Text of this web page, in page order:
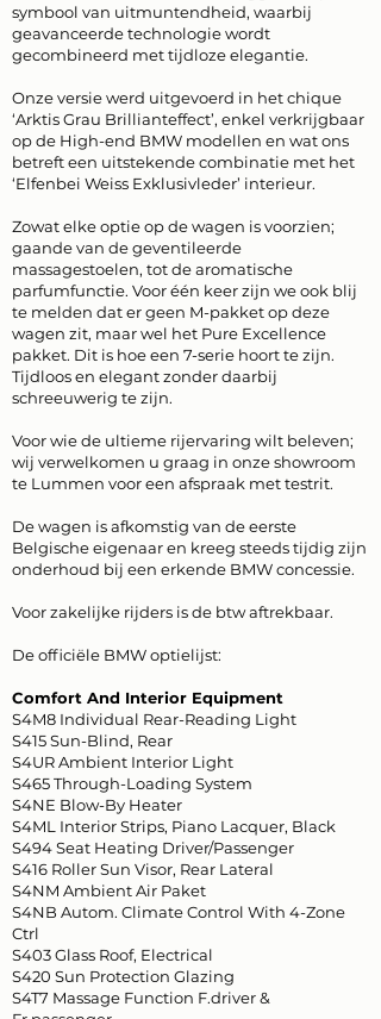
symbool van uitmuntendheid, waarbij
geavanceerde technologie wordt
gecombineerd met tijdloze elegantie.
Onze versie werd uitgevoerd in het chique
‘Arktis Grau Brillianteffect’, enkel verkrijgbaar
op de High-end BMW modellen en wat ons
betreft een uitstekende combinatie met het
‘Elfenbei Weiss Exklusivleder’ interieur.
Zowat elke optie op de wagen is voorzien;
gaande van de geventileerde
massagestoelen, tot de aromatische
parfumfunctie. Voor één keer zijn we ook blij
te melden dat er geen M-pakket op deze
wagen zit, maar wel het Pure Excellence
pakket. Dit is hoe een 7-serie hoort te zijn.
Tijdloos en elegant zonder daarbij
schreeuwerig te zijn.
Voor wie de ultieme rijervaring wilt beleven;
wij verwelkomen u graag in onze showroom
te Lummen voor een afspraak met testrit.
De wagen is afkomstig van de eerste
Belgische eigenaar en kreeg steeds tijdig zijn
onderhoud bij een erkende BMW concessie.
Voor zakelijke rijders is de btw aftrekbaar.
De officiële BMW optielijst:
Comfort And Interior Equipment
S4M8 Individual Rear-Reading Light
S415 Sun-Blind, Rear
S4UR Ambient Interior Light
S465 Through-Loading System
S4NE Blow-By Heater
S4ML Interior Strips, Piano Lacquer, Black
S494 Seat Heating Driver/Passenger
S416 Roller Sun Visor, Rear Lateral
S4NM Ambient Air Paket
S4NB Autom. Climate Control With 4-Zone
Ctrl
S403 Glass Roof, Electrical
S420 Sun Protection Glazing
S4T7 Massage Function F.driver &